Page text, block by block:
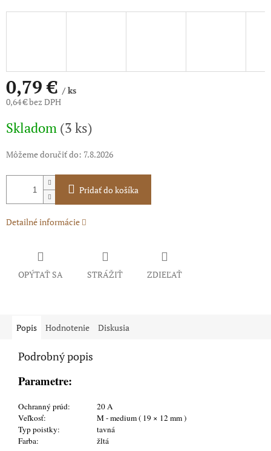
0,79 €/ ks
0,64 € bez DPH
cena:
Skladom (3 ks)
Môžeme doručiť do: 7.8.2026
Pridať do košíka
Detailné informácie
OPÝTAŤ SA STRÁŽIŤ ZDIEĽAŤ
Popis Hodnotenie Diskusia
Podrobný popis
Parametre:
Ochranný prúd:
20 A
Veľkosť:
M - medium ( 19 × 12 mm )
Typ poistky:
tavná
Farba:
žltá